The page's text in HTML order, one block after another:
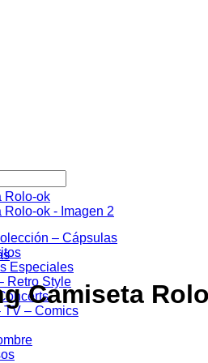
– Cápsulas
Especiales
Retro Style
TV – Comics
Camiseta